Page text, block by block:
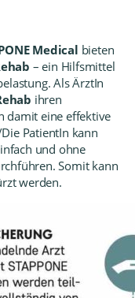
Medical bieten
– ein Hilfsmittel
. Als ÄrztIn
ihren
damit eine effektive
PatientIn kann
und ohne
Somit kann
werden.